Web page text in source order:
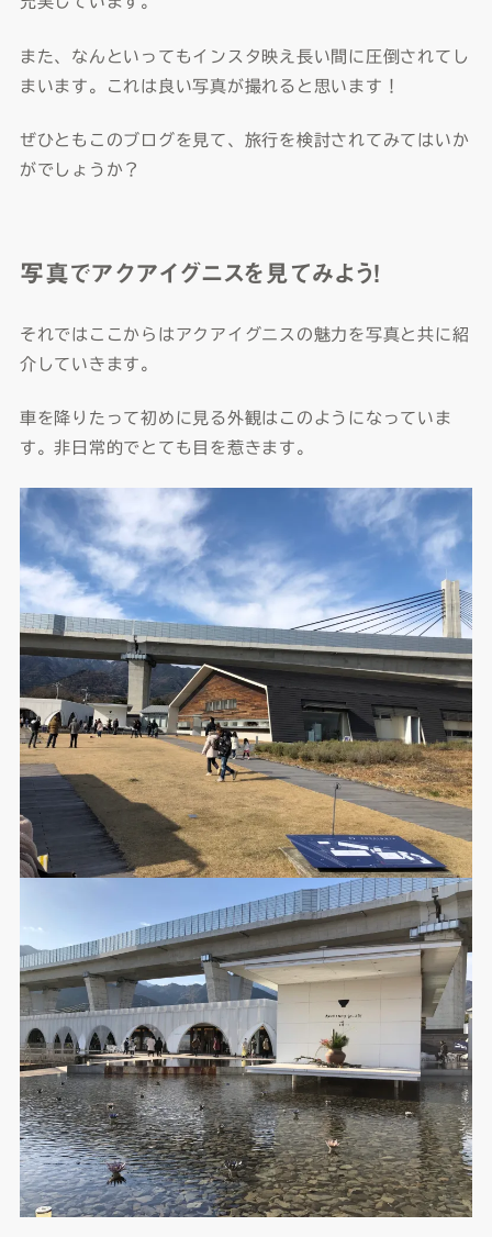
また、なんといってもインスタ映え長い間に圧倒されてし
まいます。これは良い写真が撮れると思います！
ぜひともこのブログを見て、旅行を検討されてみてはいか
がでしょうか？
写真でアクアイグニスを見てみよう！
それではここからはアクアイグニスの魅力を写真と共に紹
介していきます。
車を降りたって初めに見る外観はこのようになっていま
す。非日常的でとても目を惹きます。